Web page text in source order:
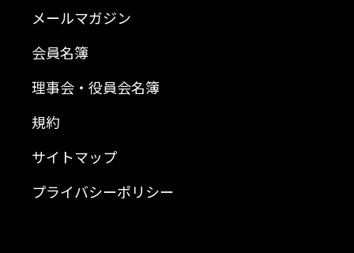
メールマガジン
会員名簿
理事会・役員会名簿
規約
サイトマップ
プライバシーポリシー